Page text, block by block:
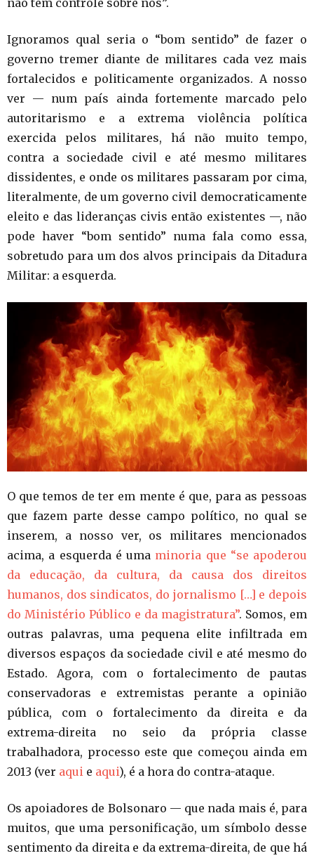
Ignoramos qual seria o “bom sentido” de fazer o
governo tremer diante de militares cada vez mais
fortalecidos e politicamente organizados. A nosso
ver — num país ainda fortemente marcado pelo
autoritarismo e a extrema violência política
exercida pelos militares, há não muito tempo,
contra a sociedade civil e até mesmo militares
dissidentes, e onde os militares passaram por cima,
literalmente, de um governo civil democraticamente
eleito e das lideranças civis então existentes —, não
pode haver “bom sentido” numa fala como essa,
sobretudo para um dos alvos principais da Ditadura
Militar: a esquerda.
O que temos de ter em mente é que, para as pessoas
que fazem parte desse campo político, no qual se
inserem, a nosso ver, os militares mencionados
acima, a esquerda é uma minoria que “se apoderou
da educação, da cultura, da causa dos direitos
humanos, dos sindicatos, do jornalismo […] e depois
do Ministério Público e da magistratura”. Somos, em
outras palavras, uma pequena elite infiltrada em
diversos espaços da sociedade civil e até mesmo do
Estado. Agora, com o fortalecimento de pautas
conservadoras e extremistas perante a opinião
pública, com o fortalecimento da direita e da
extrema-direita no seio da própria classe
trabalhadora, processo este que começou ainda em
2013 (ver aqui e aqui), é a hora do contra-ataque.
Os apoiadores de Bolsonaro — que nada mais é, para
muitos, que uma personificação, um símbolo desse
sentimento da direita e da extrema-direita, de que há